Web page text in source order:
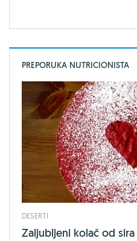
PREPORUKA NUTRICIONISTA
DESERTI
Zaljubljeni kolač od sira